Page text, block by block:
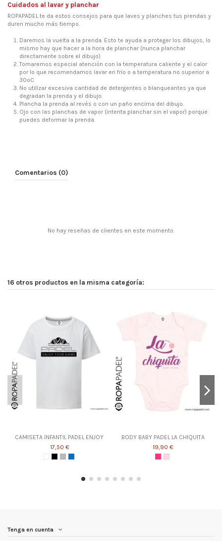
Cuidados al lavar y planchar
ROPAPADEL te da estos consejos para que laves y planches tus prendas y
duren mucho más tiempo.
Daremos la vuelta a la prenda. Esto te ayuda a proteger los dibujos, lo
mismo hay que hacer a la hora de planchar (nunca planchar
directamente sobre el dibujo)
Tomaremos especial atención con la temperatura caliente y el calor
por lo que recomendamos lavar en frío o a temperatura no superior a
30ºC
No utilizar excesiva cantidad de detergentes o blanqueantes ya que
degradan la prenda y el dibujo.
Plancha la prenda al revés o con un paño encima del dibujo.
Ojo con las planchas de vapor (intenta planchar sin el vapor) porque
puedes deformar la prenda.
Comentarios (0)
No hay reseñas de clientes en este momento.
16 otros productos en la misma categoría:
CAMISETA INFANTIL PADEL ENJOY
17,50 €
BODY BABY PADEL LA CHIQUITA
19,90 €
Tenga en cuenta